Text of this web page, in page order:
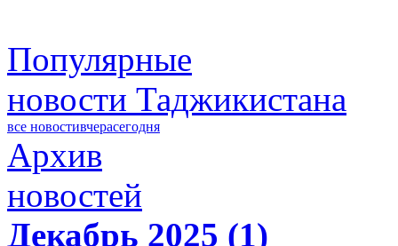
Популярные
новости Таджикистана
все новостивчерасегодня
Архив
новостей
Декабрь 2025 (1)